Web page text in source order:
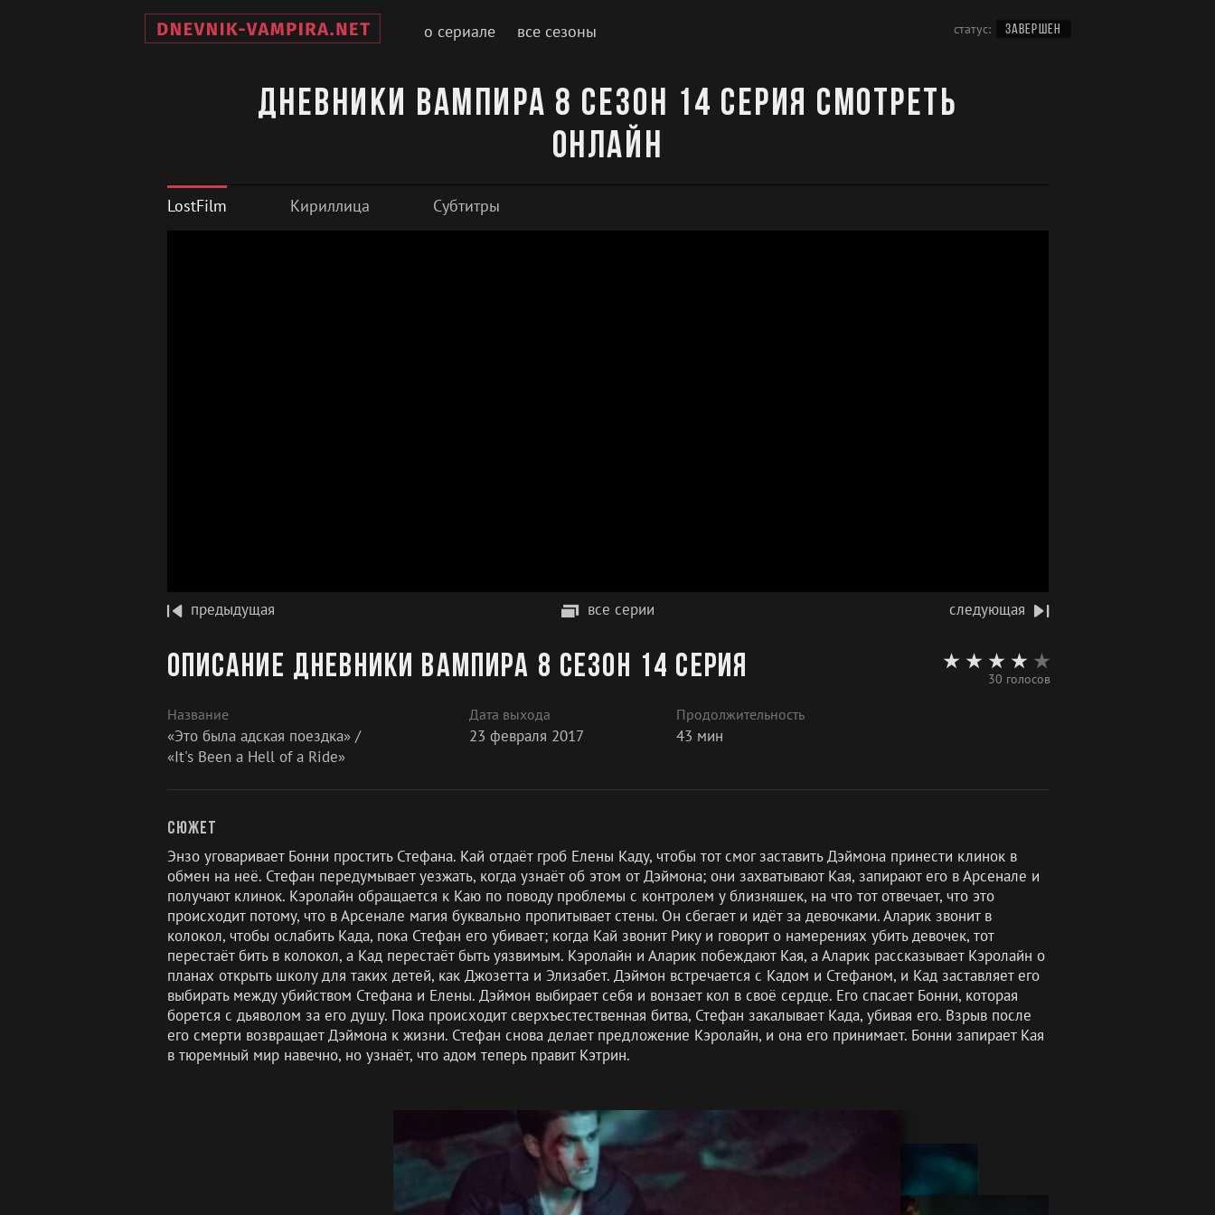
о сериале все сезоны статус: ЗАВЕРШЕН
Дневники вампира 8 сезон 14 серия смотреть
онлайн
LostFilm Кириллица Субтитры
предыдущая все серии следующая
30 голосов
Описание Дневники вампира 8 сезон 14 серия
Название
«Это была адская поездка» /
«It's Been a Hell of a Ride»
Дата выхода
23 февраля 2017
Продолжительность
43 мин
Сюжет
Энзо уговаривает Бонни простить Стефана. Кай отдаёт гроб Елены Каду, чтобы тот смог заставить Дэймона принести клинок в
обмен на неё. Стефан передумывает уезжать, когда узнаёт об этом от Дэймона; они захватывают Кая, запирают его в Арсенале и
получают клинок. Кэролайн обращается к Каю по поводу проблемы с контролем у близняшек, на что тот отвечает, что это
происходит потому, что в Арсенале магия буквально пропитывает стены. Он сбегает и идёт за девочками. Аларик звонит в
колокол, чтобы ослабить Када, пока Стефан его убивает; когда Кай звонит Рику и говорит о намерениях убить девочек, тот
перестаёт бить в колокол, а Кад перестаёт быть уязвимым. Кэролайн и Аларик побеждают Кая, а Аларик рассказывает Кэролайн о
планах открыть школу для таких детей, как Джозетта и Элизабет. Дэймон встречается с Кадом и Стефаном, и Кад заставляет его
выбирать между убийством Стефана и Елены. Дэймон выбирает себя и вонзает кол в своё сердце. Его спасает Бонни, которая
борется с дьяволом за его душу. Пока происходит сверхъестественная битва, Стефан закалывает Када, убивая его. Взрыв после
его смерти возвращает Дэймона к жизни. Стефан снова делает предложение Кэролайн, и она его принимает. Бонни запирает Кая
в тюремный мир навечно, но узнаёт, что адом теперь правит Кэтрин.